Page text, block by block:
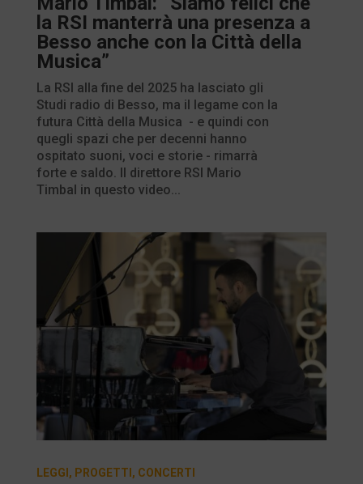
la RSI manterrà una presenza a
Besso anche con la Città della
Musica”
La RSI alla fine del 2025 ha lasciato gli
Studi radio di Besso, ma il legame con la
futura Città della Musica - e quindi con
quegli spazi che per decenni hanno
ospitato suoni, voci e storie - rimarrà
forte e saldo. Il direttore RSI Mario
Timbal in questo video...
LEGGI , PROGETTI , CONCERTI